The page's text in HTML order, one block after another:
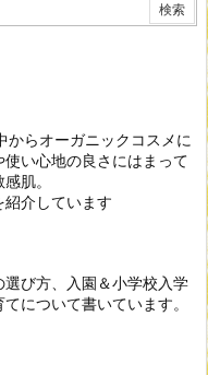
からオーガニックコスメに
い心地の良さにはまって
肌。
介しています
び方、入園＆小学校入学
について書いています。